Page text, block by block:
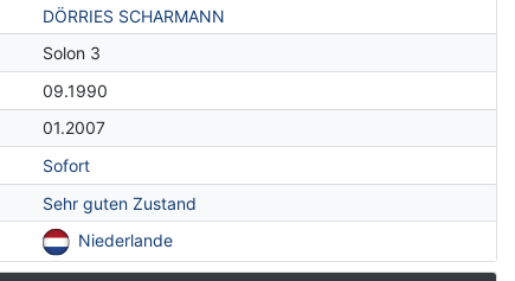
DÖRRIES SCHARMANN
Solon 3
09.1990
01.2007
Sofort
Sehr guten Zustand
Niederlande